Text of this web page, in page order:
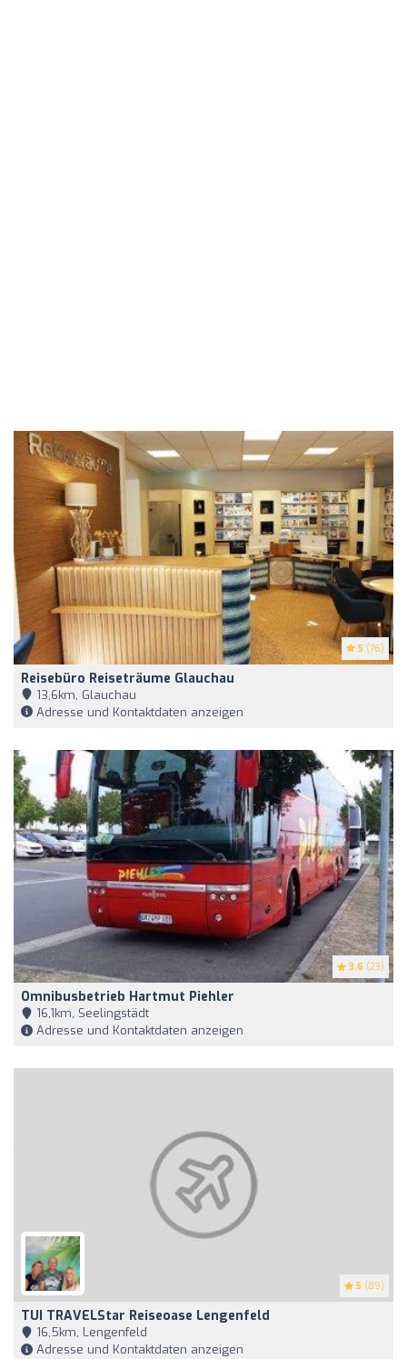
5 (76)
Reisebüro Reiseträume Glauchau
13,6km, Glauchau
Adresse und Kontaktdaten anzeigen
3.6 (23)
Omnibusbetrieb Hartmut Piehler
16,1km, Seelingstädt
Adresse und Kontaktdaten anzeigen
5 (89)
TUI TRAVELStar Reiseoase Lengenfeld
16,5km, Lengenfeld
Adresse und Kontaktdaten anzeigen